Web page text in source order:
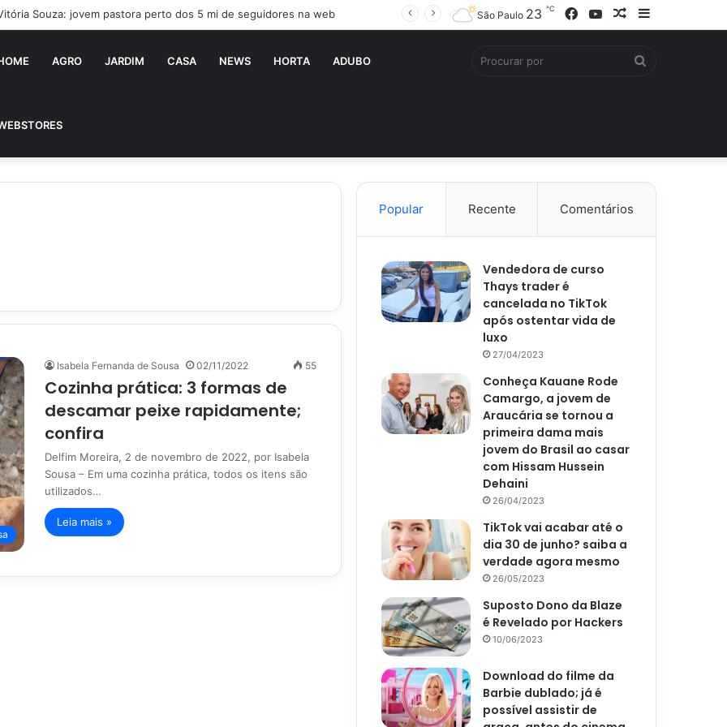
Souza: jovem pastora perto dos 5 mi de seguidores na web
Barra
Artigo
YouTube
Facebook
São Paulo 23 ℃
AGRO JARDIM CASA NEWS HORTA ADUBO
Isabela Fernanda de Sousa 02/11/2022 55
Cozinha prática: 3 formas de
descamar peixe rapidamente;
confira
Delfim Moreira, 2 de novembro de 2022, por Isabela
Sousa – Em uma cozinha prática, todos os itens são
utilizados…
Leia mais »
Popular Recente Comentários
Vendedora de curso
Thays trader é
cancelada no TikTok
após ostentar vida de
luxo
27/04/2023
Conheça Kauane Rode
Camargo, a jovem de
Araucária se tornou a
primeira dama mais
jovem do Brasil ao casar
com Hissam Hussein
Dehaini
26/04/2023
TikTok vai acabar até o
dia 30 de junho? saiba a
verdade agora mesmo
26/05/2023
Suposto Dono da Blaze
é Revelado por Hackers
10/06/2023
Download do filme da
Barbie dublado; já é
possível assistir de